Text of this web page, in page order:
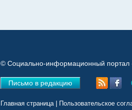
© Социально-информационный портал
Письмо в редакцию
Главная страница| Пользовательское